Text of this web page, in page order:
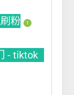
粉 1
- tiktok